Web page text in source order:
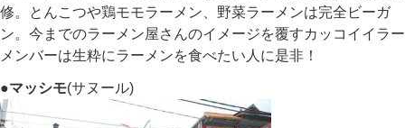
修。とんこつや鶏モモラーメン、野菜ラーメンは完全ビーガ
ン。今までのラーメン屋さんのイメージを覆すカッコイイラー
メンバーは生粋にラーメンを食べたい人に是非！
●マッシモ(サヌール)